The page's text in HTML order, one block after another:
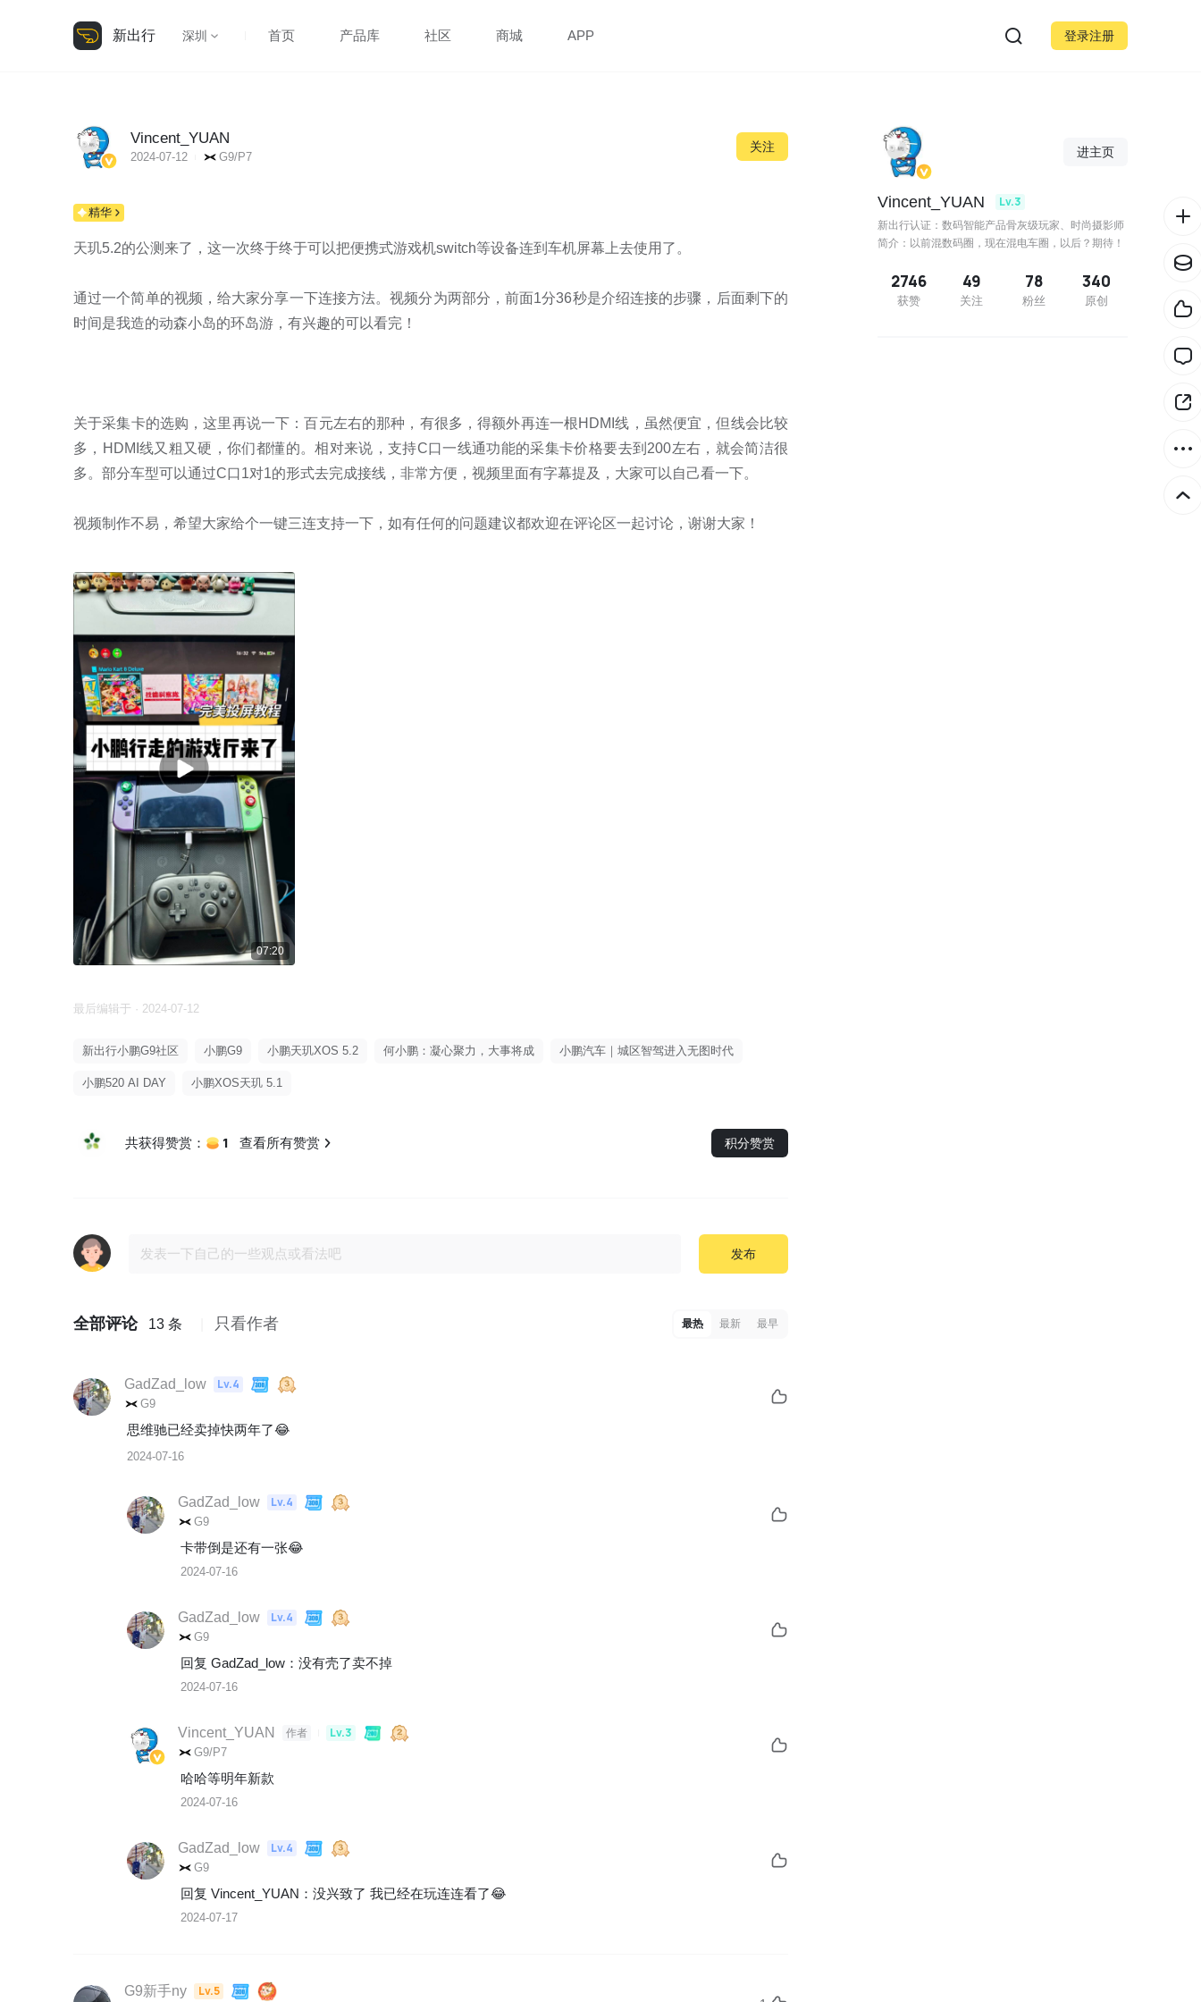
新出行 深圳 首页 产品库 社区 商城 APP 登录注册
Vincent_YUAN
2024-07-12 G9/P7
关注
精华
天玑5.2的公测来了，这一次终于终于可以把便携式游戏机switch等设备连到车机屏幕上去使用了。
通过一个简单的视频，给大家分享一下连接方法。视频分为两部分，前面1分36秒是介绍连接的步骤，后面剩下的
时间是我造的动森小岛的环岛游，有兴趣的可以看完！
关于采集卡的选购，这里再说一下：百元左右的那种，有很多，得额外再连一根HDMI线，虽然便宜，但线会比较
多，HDMI线又粗又硬，你们都懂的。相对来说，支持C口一线通功能的采集卡价格要去到200左右，就会简洁很
多。部分车型可以通过C口1对1的形式去完成接线，非常方便，视频里面有字幕提及，大家可以自己看一下。
视频制作不易，希望大家给个一键三连支持一下，如有任何的问题建议都欢迎在评论区一起讨论，谢谢大家！
07:20
最后编辑于 · 2024-07-12
新出行小鹏G9社区 小鹏G9 小鹏天玑XOS 5.2 何小鹏：凝心聚力，大事将成 小鹏汽车｜城区智驾进入无图时代
小鹏520 AI DAY 小鹏XOS天玑 5.1
共获得赞赏： 1 查看所有赞赏 积分赞赏
发布
全部评论 13 条 只看作者 最热 最新 最早
GadZad_low Lv.4
G9
思维驰已经卖掉快两年了😂
2024-07-16
GadZad_low Lv.4
G9
卡带倒是还有一张😂
2024-07-16
GadZad_low Lv.4
G9
回复 GadZad_low ： 没有壳了卖不掉
2024-07-16
Vincent_YUAN 作者 Lv.3
G9/P7
哈哈等明年新款
2024-07-16
GadZad_low Lv.4
G9
回复 Vincent_YUAN ： 没兴致了 我已经在玩连连看了😂
2024-07-17
G9新手ny Lv.5
进主页
Vincent_YUAN Lv.3
新出行认证：数码智能产品骨灰级玩家、时尚摄影师
简介：以前混数码圈，现在混电车圈，以后？期待！
2746
获赞
49
关注
78
粉丝
340
原创